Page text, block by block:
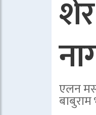
एलन
बाबुराम